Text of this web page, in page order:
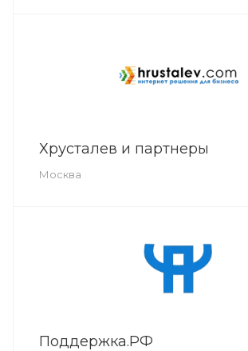
Хрусталев и партнеры
Москва
Поддержка.РФ